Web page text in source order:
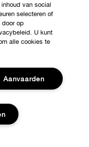
van social
selecteren of
door op
U kunt
alle cookies te
Aanvaarden